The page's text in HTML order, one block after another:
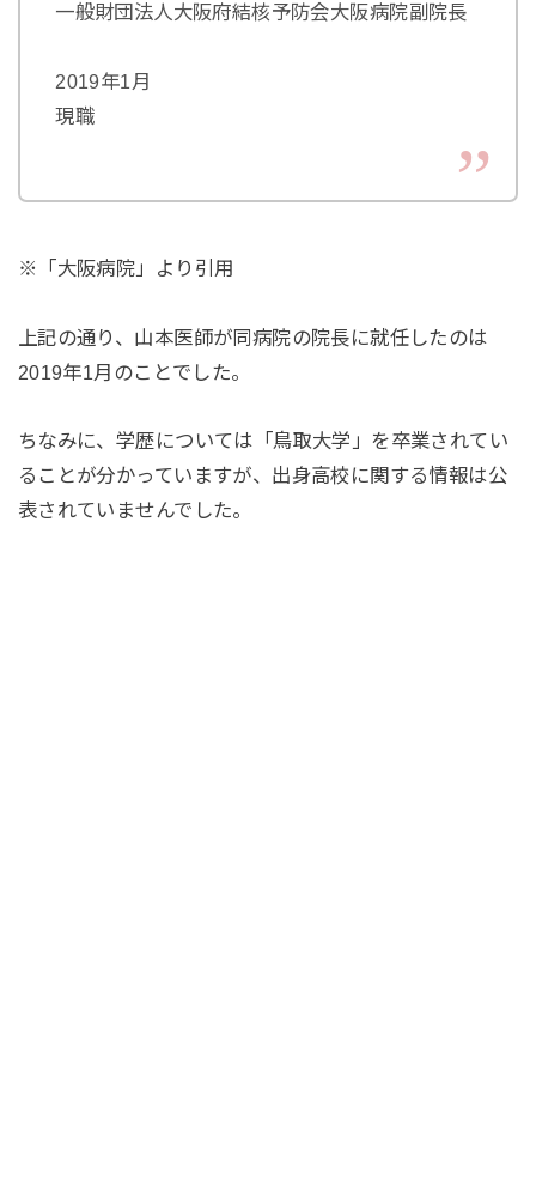
一般財団法人大阪府結核予防会大阪病院副院長
2019年1月
現職
※「大阪病院」より引用
上記の通り、山本医師が同病院の院長に就任したのは
2019年1月のことでした。
ちなみに、学歴については「鳥取大学」を卒業されてい
ることが分かっていますが、出身高校に関する情報は公
表されていませんでした。